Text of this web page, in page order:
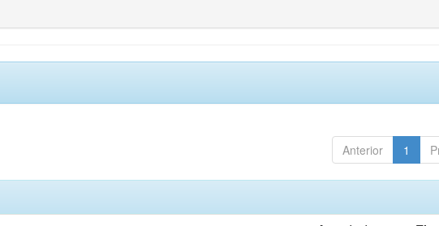
Anterior 1